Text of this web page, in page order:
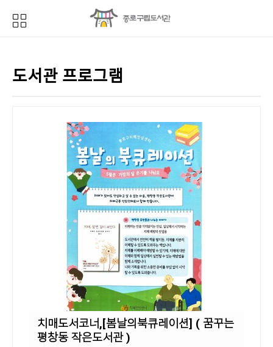
도서관 프로그램
치매도서코너,[봄날의북큐레이션] ( 꿈꾸는
평창동 작은도서관 )